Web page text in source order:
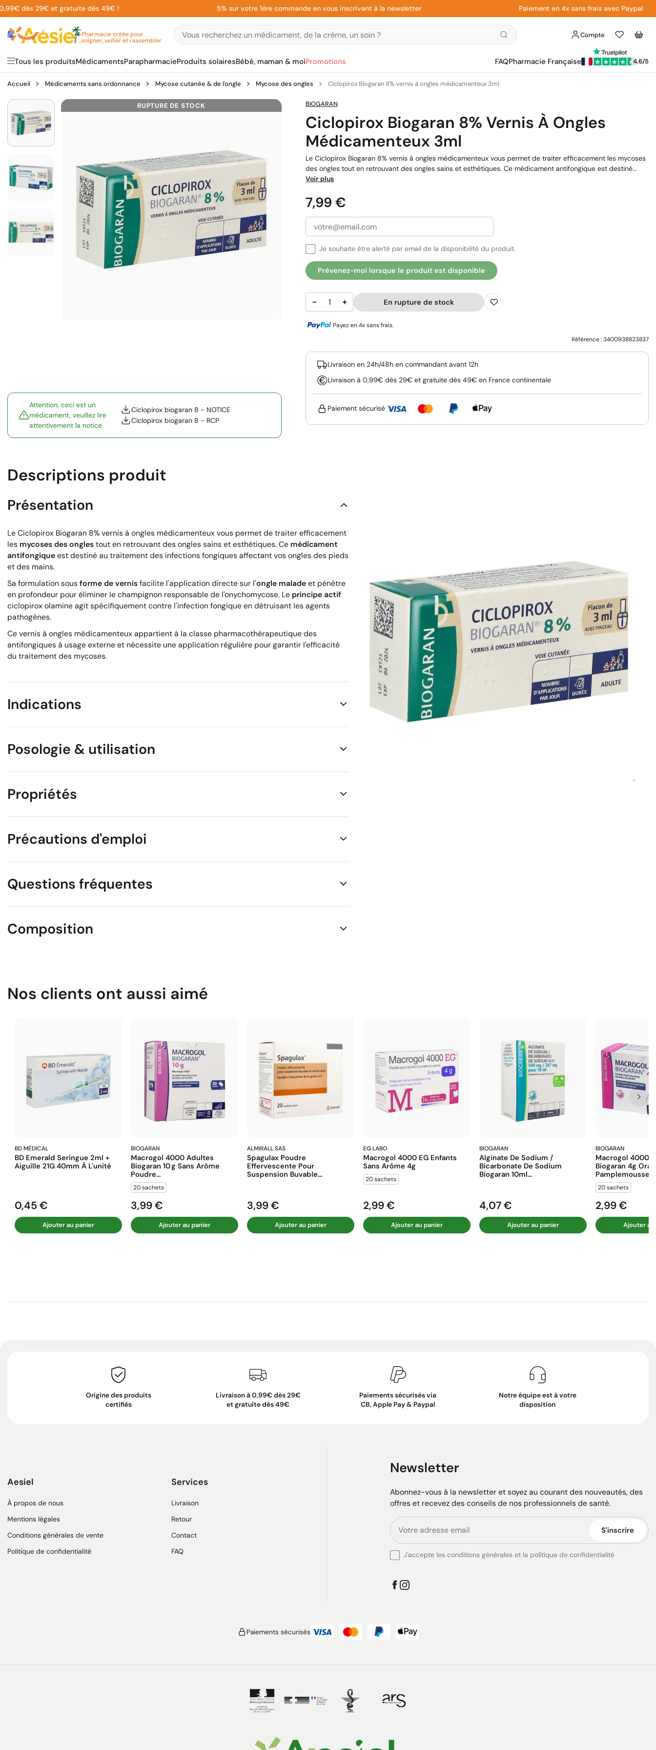
Aller
au
contenu
dès 29€ et gratuite dès 49€ ! 5% sur votre 1ère commande en vous inscrivant à la newsletter Paiement en 4x sans frais avec Paypal
Pharmacie créée pour
soigner, veiller et rassembler
Compte
Liste
d'envies
Panier
Tous les produitsMédicamentsParapharmacieProduits solairesBébé, maman & moiPromotions FAQPharmacie Française 4,6/5
Accueil Médicaments sans ordonnance Mycose cutanée & de l'ongle Mycose des ongles Ciclopirox Biogaran 8% vernis à ongles médicamenteux 3ml
RUPTURE DE STOCK
Attention, ceci est un
médicament, veuillez lire
attentivement la notice.
Ciclopirox biogaran 8 - NOTICE
Ciclopirox biogaran 8 - RCP
BIOGARAN
Ciclopirox Biogaran 8% Vernis À Ongles
Médicamenteux 3ml
Le Ciclopirox Biogaran 8% vernis à ongles médicamenteux vous permet de traiter efficacement les mycoses
des ongles tout en retrouvant des ongles sains et esthétiques. Ce médicament antifongique est destiné...
Voir plus
Prix
7,99 €
Je souhaite être alerté par email de la disponibilité du produit.
Prévenez-moi lorsque le produit est disponible
− + En rupture de stock
Payez en 4x sans frais.
Référence :3400938823837
Livraison en 24h/48h en commandant avant 12h
Livraison à 0,99€ dès 29€ et gratuite dès 49€ en France continentale
Paiement sécurisé
Descriptions produit
Présentation
Le Ciclopirox Biogaran 8% vernis à ongles médicamenteux vous permet de traiter efficacement
les mycoses des onglestout en retrouvant des ongles sains et esthétiques. Ce médicament
antifongiqueest destiné au traitement des infections fongiques affectant vos ongles des pieds
et des mains.
Sa formulation sous forme de vernisfacilite l'application directe sur l'ongle maladeet pénètre
en profondeur pour éliminer le champignon responsable de l'onychomycose. Le principe actif
ciclopirox olamine agit spécifiquement contre l'infection fongique en détruisant les agents
pathogènes.
Ce vernis à ongles médicamenteux appartient à la classe pharmacothérapeutique des
antifongiques à usage externe et nécessite une application régulière pour garantir l'efficacité
du traitement des mycoses.
Indications
Posologie & utilisation
Propriétés
Précautions d'emploi
Questions fréquentes
Composition
Nos clients ont aussi aimé
BD MÉDICAL
BD Emerald Seringue 2ml +
Aiguille 21G 40mm À L'unité
Prix
0,45 €
Ajouter au panier
BIOGARAN
Macrogol 4000 Adultes
Biogaran 10 G Sans Arôme
Poudre...
20 sachets
Prix
3,99 €
Ajouter au panier
ALMIRALL SAS
Spagulax Poudre
Effervescente Pour
Suspension Buvable...
Prix
3,99 €
Ajouter au panier
EG LABO
Macrogol 4000 EG Enfants
Sans Arôme 4g
20 sachets
Prix
2,99 €
Ajouter au panier
BIOGARAN
Alginate De Sodium /
Bicarbonate De Sodium
Biogaran 10ml...
Prix
4,07 €
Ajouter au panier
BIOGARAN
Macrogol 4000
Biogaran 4g
Pamplemousse...
20 sachets
Prix
2,99 €
Ajouter au
Origine des produits
certifiés
Livraison à 0,99€ dès 29€
et gratuite dès 49€
Paiements sécurisés via
CB, Apple Pay & Paypal
Notre équipe est à votre
disposition
Aesiel
À propos de nous
Mentions légales
Conditions générales de vente
Politique de confidentialité
Services
Livraison
Retour
Contact
FAQ
Newsletter
Abonnez-vous à la newsletter et soyez au courant des nouveautés, des
offres et recevez des conseils de nos professionnels de santé.
S'inscrire
J'accepte les conditions générales et la politique de confidentialité
Paiements sécurisés